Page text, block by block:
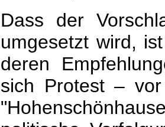
Dass der
umgesetzt wird,
deren
sich Protest –